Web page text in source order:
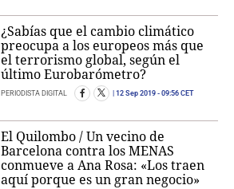
¿Sabías que el cambio climático
preocupa a los europeos más que
el terrorismo global, según el
último Eurobarómetro?
PERIODISTA DIGITAL 12 Sep 2019 - 09:56 CET
El Quilombo / Un vecino de
Barcelona contra los MENAS
conmueve a Ana Rosa: «Los traen
aquí porque es un gran negocio»